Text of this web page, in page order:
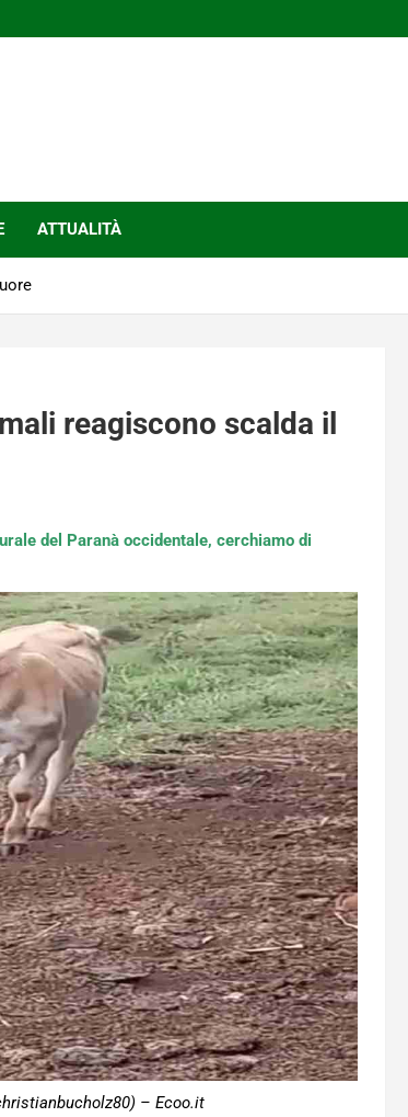
ATTUALITÀ
reagiscono scalda il
del Paranà occidentale, cerchiamo di
– Ecoo.it